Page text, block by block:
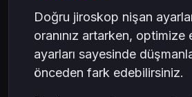
Doğru jiroskop nişan
oranınız artarken, optimize
ayarları sayesinde
önceden fark edebilirsiniz.